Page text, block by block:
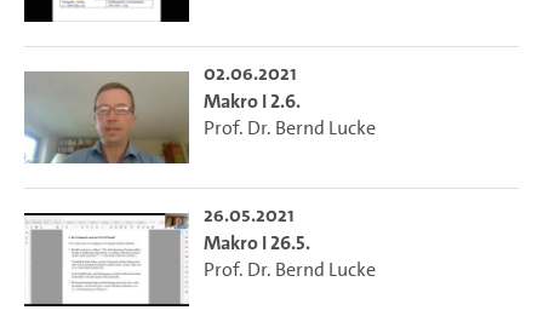
02.06.2021
Makro I 2.6.
Prof. Dr. Bernd Lucke
26.05.2021
Makro I 26.5.
Prof. Dr. Bernd Lucke